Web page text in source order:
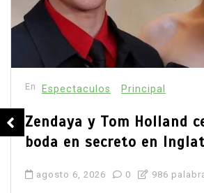
En Principal
Emjay impulsa el ‘pop
cantante mexicana quiere
femenina